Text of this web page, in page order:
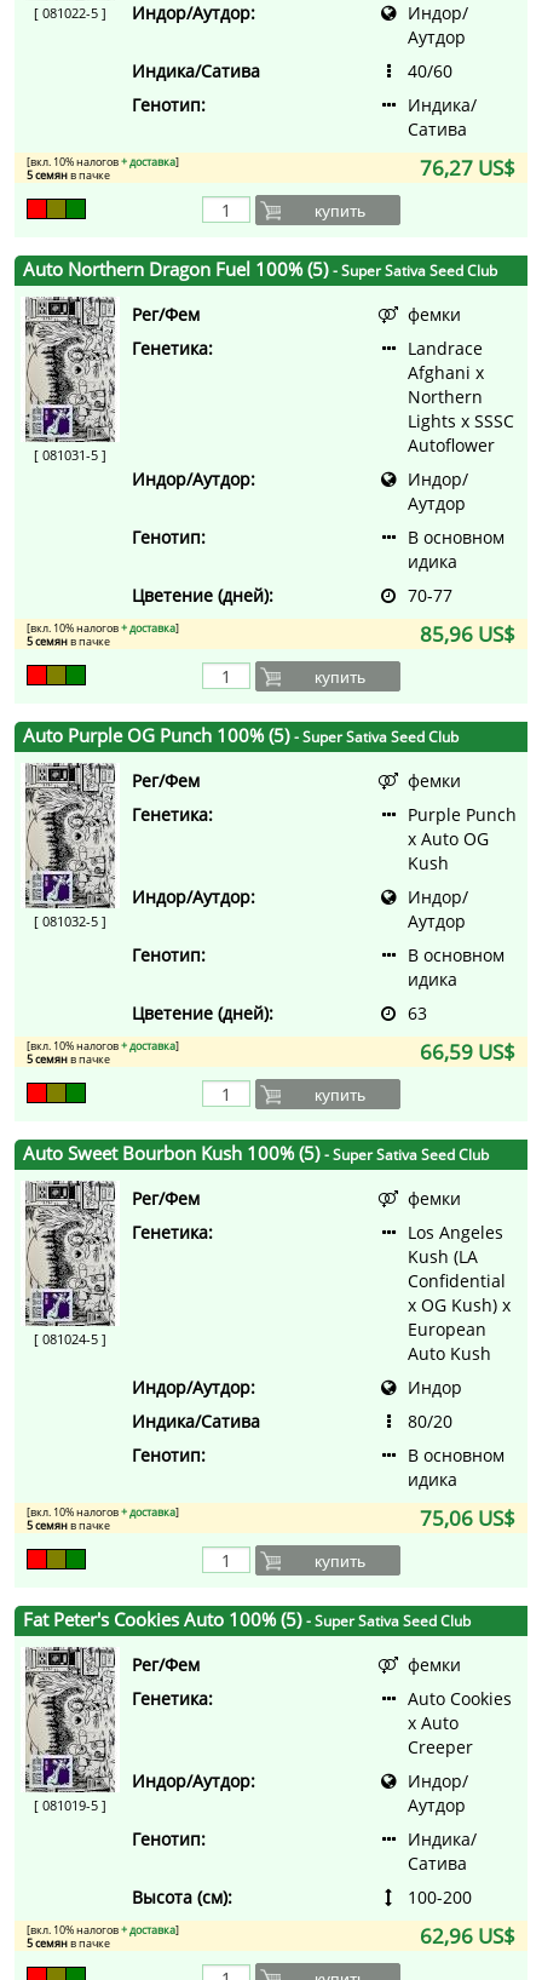
[ 081022-5 ]
Индор/Аутдор:
Индор/
Аутдор
Индика/Сатива
40/60
Генотип:
Индика/
Сатива
76,27 US$
[вкл. 10% налогов+ доставка]
5 семянв пачке
купить
Auto Northern Dragon Fuel 100% (5)- Super Sativa Seed Club
[ 081031-5 ]
Рег/Фем
фемки
Генетика:
Landrace
Afghani x
Northern
Lights x SSSC
Autoflower
Индор/Аутдор:
Индор/
Аутдор
Генотип:
В основном
идика
Цветение (дней):
70-77
85,96 US$
[вкл. 10% налогов+ доставка]
5 семянв пачке
купить
Auto Purple OG Punch 100% (5)- Super Sativa Seed Club
[ 081032-5 ]
Рег/Фем
фемки
Генетика:
Purple Punch
x Auto OG
Kush
Индор/Аутдор:
Индор/
Аутдор
Генотип:
В основном
идика
Цветение (дней):
63
66,59 US$
[вкл. 10% налогов+ доставка]
5 семянв пачке
купить
Auto Sweet Bourbon Kush 100% (5)- Super Sativa Seed Club
[ 081024-5 ]
Рег/Фем
фемки
Генетика:
Los Angeles
Kush (LA
Confidential
x OG Kush) x
European
Auto Kush
Индор/Аутдор:
Индор
Индика/Сатива
80/20
Генотип:
В основном
идика
75,06 US$
[вкл. 10% налогов+ доставка]
5 семянв пачке
купить
Fat Peter's Cookies Auto 100% (5)- Super Sativa Seed Club
[ 081019-5 ]
Рег/Фем
фемки
Генетика:
Auto Cookies
x Auto
Creeper
Индор/Аутдор:
Индор/
Аутдор
Генотип:
Индика/
Сатива
Высота (см):
100-200
62,96 US$
[вкл. 10% налогов+ доставка]
5 семянв пачке